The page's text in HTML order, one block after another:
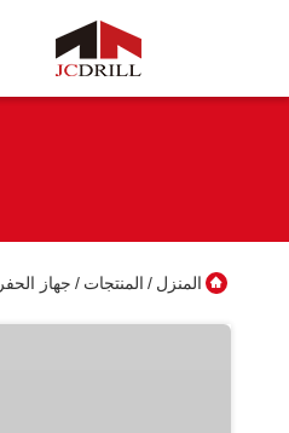
المنزل / المنتجات / جهاز الحفر RC